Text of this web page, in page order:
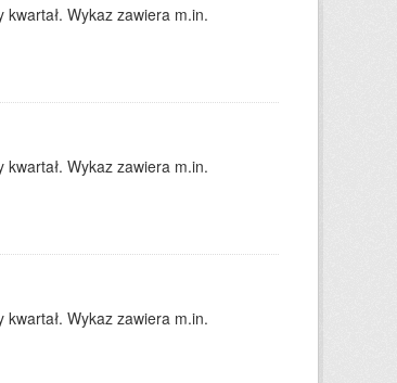
Wykaz zawiera m.in.
Wykaz zawiera m.in.
Wykaz zawiera m.in.